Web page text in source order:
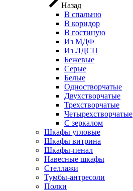
Назад
В спальню
В коридор
В гостиную
Из МДФ
Из ЛДСП
Бежевые
Серые
Белые
Одностворчатые
Двухстворчатые
Трехстворчатые
Четырехстворчатые
С зеркалом
Шкафы угловые
Шкафы витрина
Шкафы-пенал
Навесные шкафы
Стеллажи
Тумбы-антресоли
Полки